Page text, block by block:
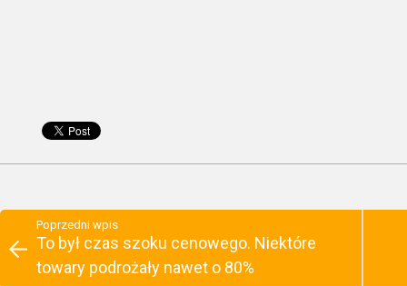
Poprzedni wpis
To był czas szoku cenowego. Niektóre
towary podrożały nawet o 80%